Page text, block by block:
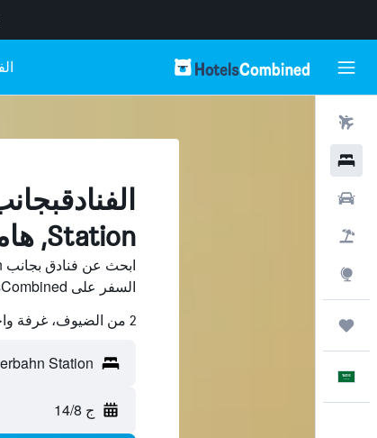
Station, هامبورغ
السفر على HotelsCombined وقارن بينها ووفّر.
2 من الضيوف، غرفة واحدة
ج 14/8